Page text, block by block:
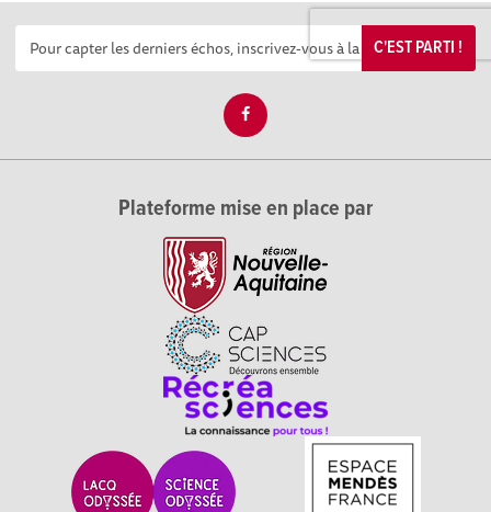
C'EST PARTI !
Plateforme mise en place par